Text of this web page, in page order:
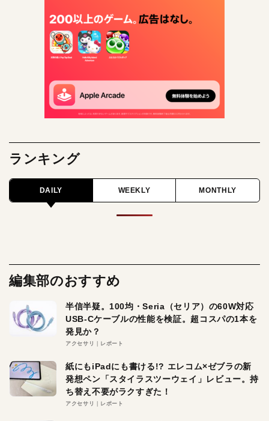
ランキング
DAILY WEEKLY MONTHLY
編集部のおすすめ
半信半疑。100均・Seria（セリア）の60W対応
USB-Cケーブルの性能を検証。超コスパの1本を
発見か？
アクセサリ レポート
紙にもiPadにも書ける!? エレコム×ゼブラの新
発想ペン「スタイラスツーウェイ」レビュー。持
ち替え不要がラクすぎた！
アクセサリ レポート